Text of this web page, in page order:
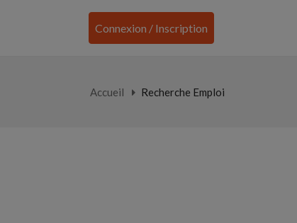
Connexion / Inscription
Accueil Recherche Emploi